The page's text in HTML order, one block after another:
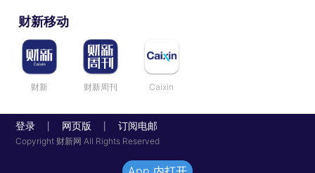
财新移动
财新 财新周刊 Caixin
登录 网页版 订阅电邮
Copyright 财新网 All Rights Reserved